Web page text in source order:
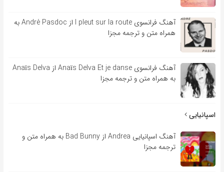
آهنگ فرانسوی l pleut sur la route از André Pasdoc به
همراه متن و ترجمه مجزا
آهنگ فرانسوی Anaïs Delva Et je danse از Anaïs Delva
به همراه متن و ترجمه مجزا
اسپانیایی
آهنگ اسپانیایی Andrea از Bad Bunny به همراه متن و
ترجمه مجزا